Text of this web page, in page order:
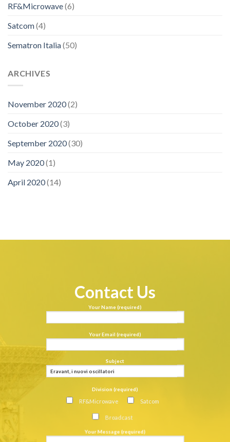
RF&Microwave(6)
Satcom(4)
Sematron Italia(50)
ARCHIVES
November 2020(2)
October 2020(3)
September 2020(30)
May 2020(1)
April 2020(14)
Contact Us
Your Name (required)
Your Email (required)
Subject
Division (required)
RF&Microwave Satcom
Broadcast
Your Message (required)